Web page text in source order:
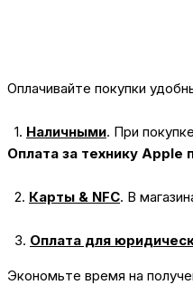
Оплачивайте покупки
1. Наличными. При
Оплата за технику Apple
2. Карты & NFC. В
3. Оплата для
Экономьте время на